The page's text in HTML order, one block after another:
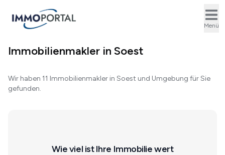
Menü
Immobilienmakler in Soest
Wir haben 11 Immobilienmakler in Soest und Umgebung für Sie
gefunden.
Wie viel ist Ihre Immobilie wert